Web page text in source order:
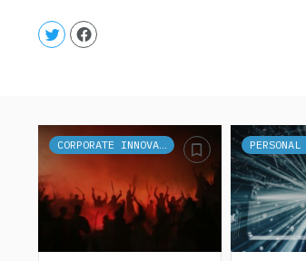
CORPORATE INNOVATION